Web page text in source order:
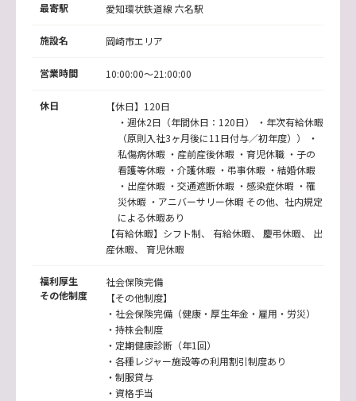
最寄駅 愛知環状鉄道線 六名駅
施設名 岡崎市エリア
営業時間 10:00:00～21:00:00
休日
【休日】120日
・週休2日（年間休日：120日） ・年次有給休暇
（原則入社3ヶ月後に11日付与／初年度）） ・
私傷病休暇 ・産前産後休暇 ・育児休職 ・子の
看護等休暇 ・介護休暇 ・弔事休暇 ・結婚休暇
・出産休暇 ・交通遮断休暇 ・感染症休暇 ・罹
災休暇 ・アニバーサリー休暇 その他、社内規定
による休暇あり
【有給休暇】シフト制、 有給休暇、 慶弔休暇、 出
産休暇、 育児休暇
福利厚生
その他制度
社会保険完備
【その他制度】
・社会保険完備（健康・厚生年金・雇用・労災）
・持株会制度
・定期健康診断（年1回）
・各種レジャー施設等の利用割引制度あり
・制服貸与
・資格手当